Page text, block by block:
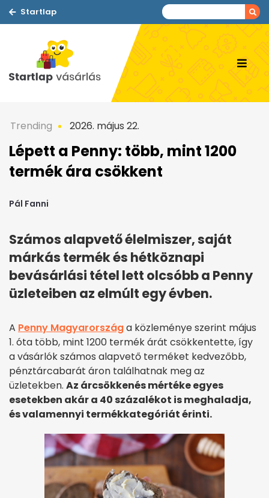
Startlap
Trending 2026. május 22.
Lépett a Penny: több, mint 1200
termék ára csökkent
Pál Fanni
Számos alapvető élelmiszer, saját
márkás termék és hétköznapi
bevásárlási tétel lett olcsóbb a Penny
üzleteiben az elmúlt egy évben.
A Penny Magyarországa közleménye szerint május
1. óta több, mint 1200 termék árát csökkentette, így
a vásárlók számos alapvető terméket kedvezőbb,
pénztárcabarát áron találhatnak meg az
üzletekben. Az árcsökkenés mértéke egyes
esetekben akár a 40 százalékot is meghaladja,
és valamennyi termékkategóriát érinti.